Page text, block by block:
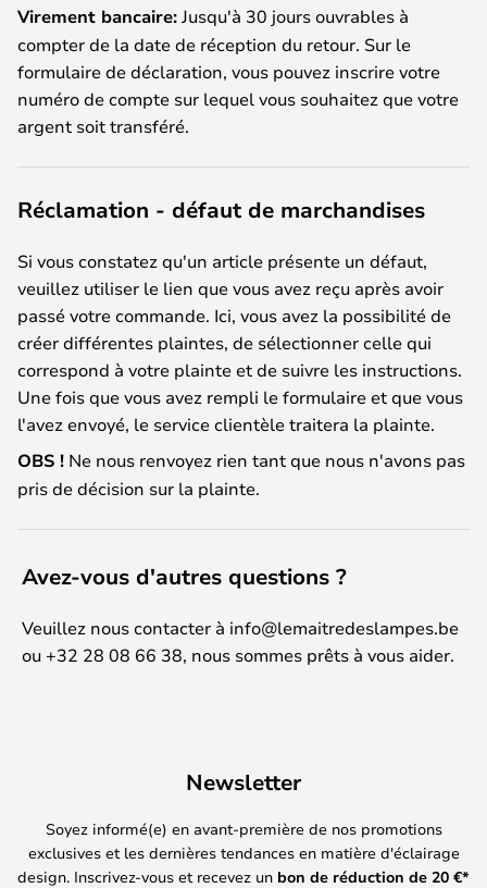
Virement bancaire: Jusqu'à 30 jours ouvrables à
compter de la date de réception du retour. Sur le
formulaire de déclaration, vous pouvez inscrire votre
numéro de compte sur lequel vous souhaitez que votre
argent soit transféré.
Réclamation - défaut de marchandises
Si vous constatez qu'un article présente un défaut,
veuillez utiliser le lien que vous avez reçu après avoir
passé votre commande. Ici, vous avez la possibilité de
créer différentes plaintes, de sélectionner celle qui
correspond à votre plainte et de suivre les instructions.
Une fois que vous avez rempli le formulaire et que vous
l'avez envoyé, le service clientèle traitera la plainte.
OBS ! Ne nous renvoyez rien tant que nous n'avons pas
pris de décision sur la plainte.
Avez-vous d'autres questions ?
Veuillez nous contacter à info@lemaitredeslampes.be
ou +32 28 08 66 38, nous sommes prêts à vous aider.
Newsletter
Soyez informé(e) en avant-première de nos promotions
exclusives et les dernières tendances en matière d'éclairage
design. Inscrivez-vous et recevez un bon de réduction de 20 €*